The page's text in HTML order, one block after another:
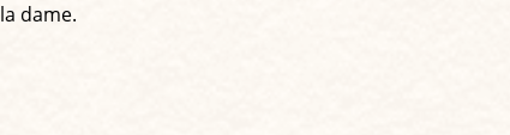
la dame.